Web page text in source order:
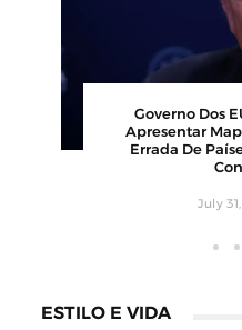
Governo Dos
Apresentar
Errada De
July
ESTILO E VIDA